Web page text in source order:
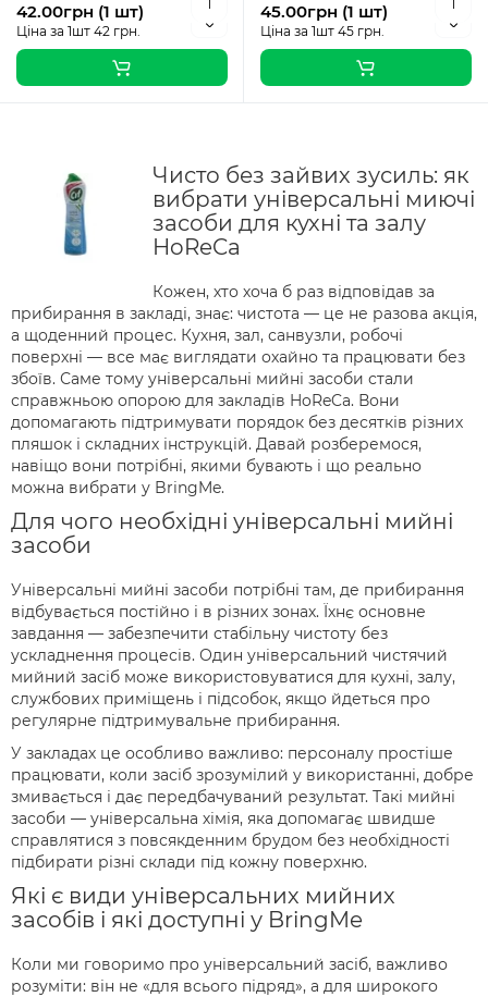
42.00грн (1 шт)
Ціна за 1шт 42 грн.
45.00грн (1 шт)
Ціна за 1шт 45 грн.
Чисто без зайвих зусиль: як
вибрати універсальні миючі
засоби для кухні та залу
HoReCa
Кожен, хто хоча б раз відповідав за
прибирання в закладі, знає: чистота — це не разова акція,
а щоденний процес. Кухня, зал, санвузли, робочі
поверхні — все має виглядати охайно та працювати без
збоїв. Саме тому універсальні мийні засоби стали
справжньою опорою для закладів HoReCa. Вони
допомагають підтримувати порядок без десятків різних
пляшок і складних інструкцій. Давай розберемося,
навіщо вони потрібні, якими бувають і що реально
можна вибрати у BringMe.
Для чого необхідні універсальні мийні
засоби
Універсальні мийні засоби потрібні там, де прибирання
відбувається постійно і в різних зонах. Їхнє основне
завдання — забезпечити стабільну чистоту без
ускладнення процесів. Один універсальний чистячий
мийний засіб може використовуватися для кухні, залу,
службових приміщень і підсобок, якщо йдеться про
регулярне підтримувальне прибирання.
У закладах це особливо важливо: персоналу простіше
працювати, коли засіб зрозумілий у використанні, добре
змивається і дає передбачуваний результат. Такі мийні
засоби — універсальна хімія, яка допомагає швидше
справлятися з повсякденним брудом без необхідності
підбирати різні склади під кожну поверхню.
Які є види універсальних мийних
засобів і які доступні у BringMe
Коли ми говоримо про універсальний засіб, важливо
розуміти: він не «для всього підряд», а для широкого